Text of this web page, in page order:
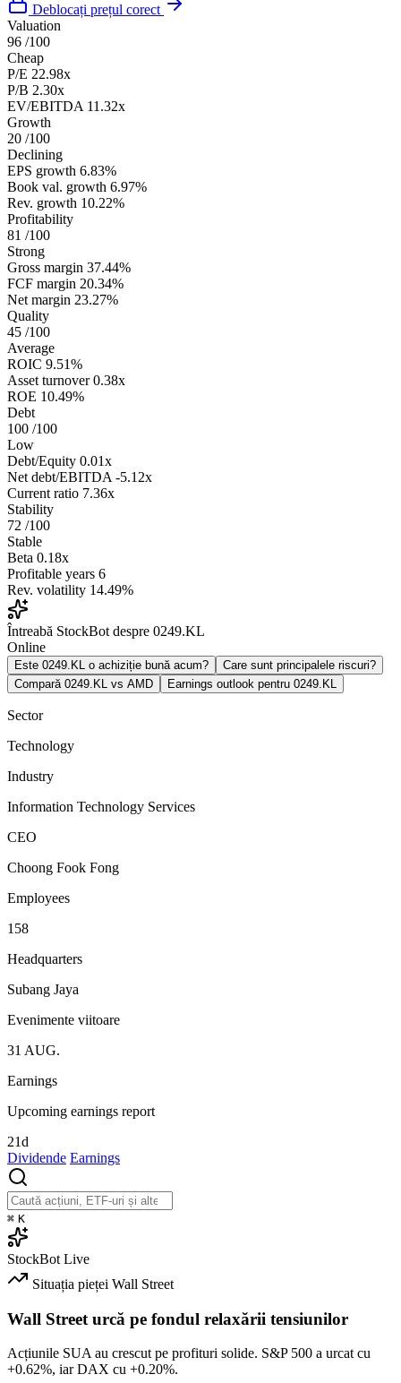
Deblocați prețul corect
Valuation
96 /100
Cheap
P/E 22.98x
P/B 2.30x
EV/EBITDA 11.32x
Growth
20 /100
Declining
EPS growth 6.83%
Book val. growth 6.97%
Rev. growth 10.22%
Profitability
81 /100
Strong
Gross margin 37.44%
FCF margin 20.34%
Net margin 23.27%
Quality
45 /100
Average
ROIC 9.51%
Asset turnover 0.38x
ROE 10.49%
Debt
100 /100
Low
Debt/Equity 0.01x
Net debt/EBITDA -5.12x
Current ratio 7.36x
Stability
72 /100
Stable
Beta 0.18x
Profitable years 6
Rev. volatility 14.49%
Întreabă StockBot despre 0249.KL
Online
Este 0249.KL o achiziție bună acum?
Care sunt principalele riscuri?
Compară 0249.KL vs AMD
Earnings outlook pentru 0249.KL
Sector
Technology
Industry
Information Technology Services
CEO
Choong Fook Fong
Employees
158
Headquarters
Subang Jaya
Evenimente viitoare
31 AUG.
Earnings
Upcoming earnings report
21d
Dividende Earnings
⌘ K
StockBot Live
Situația pieței Wall Street
Wall Street urcă pe fondul relaxării tensiunilor
Acțiunile SUA au crescut pe profituri solide. S&P 500 a urcat cu
+0.62%, iar DAX cu +0.20%.